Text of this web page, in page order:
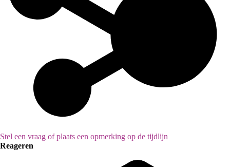
Stel een vraag of plaats een opmerking op de tijdlijn
Reageren